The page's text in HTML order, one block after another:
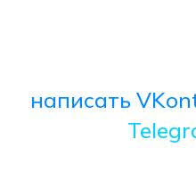
написать